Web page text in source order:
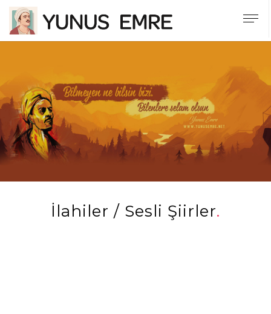
İlahiler / Sesli Şiirler